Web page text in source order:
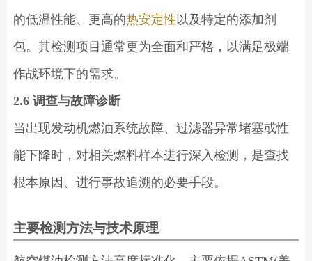
的低温性能、更高的热安定性 以及特定的添加剂
包。其检测项目通常更为全面和严格，以满足极端
作战环境下的需求。
2.6 调查与故障诊断
当出现发动机燃油系统故障、过滤器异常堵塞或性
能下降时，对相关燃料样本进行深入检测，是查找
根本原因、进行事故追溯的必要手段。
主要检测方法与技术原理